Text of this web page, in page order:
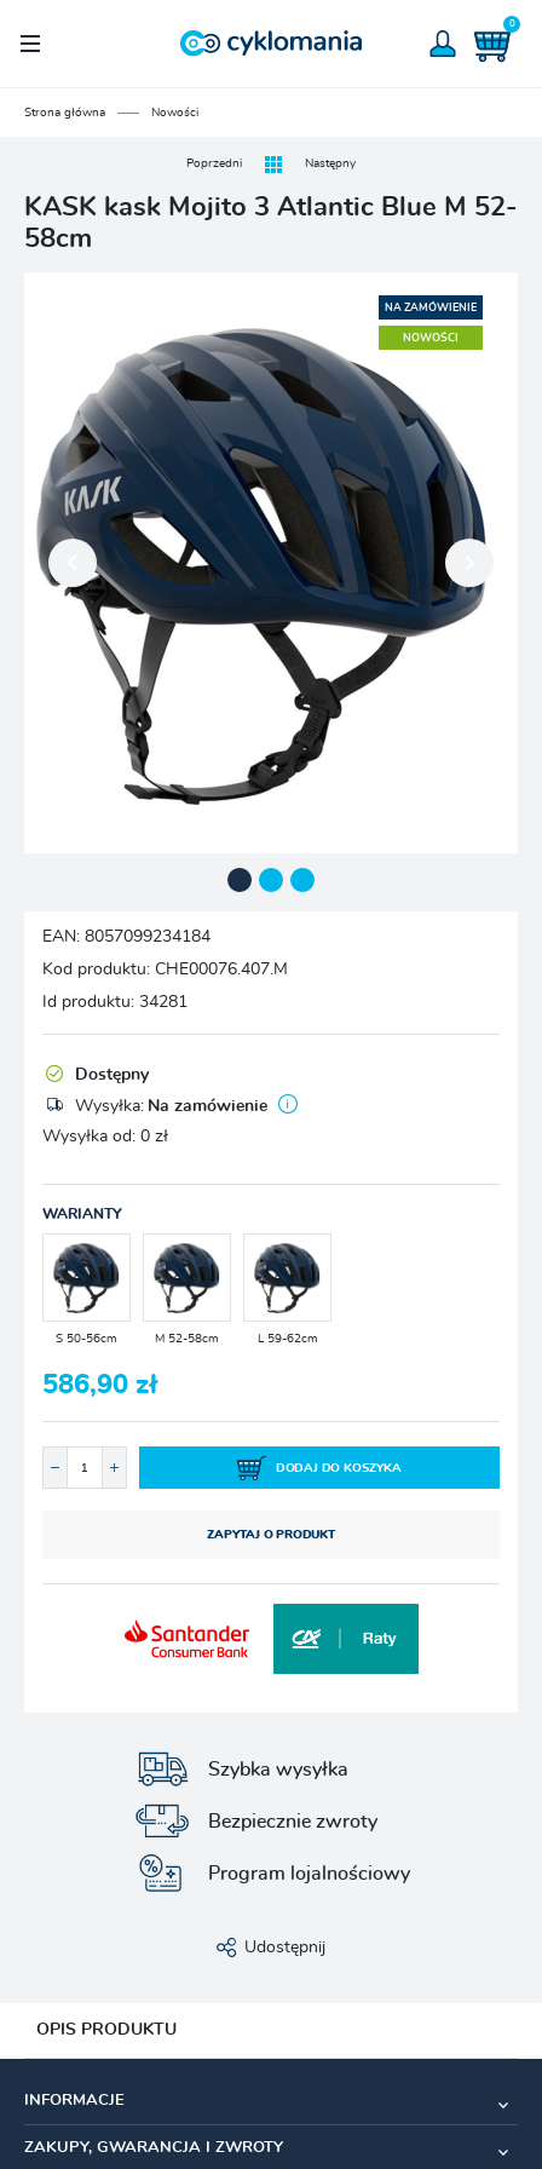
0
Strona główna Nowości
Poprzedni Następny
KASK kask Mojito 3 Atlantic Blue M 52-
58cm
NA ZAMÓWIENIE
NOWOŚCI
EAN: 8057099234184
Kod produktu: CHE00076.407.M
Id produktu: 34281
Dostępny
Wysyłka: Na zamówienie
Wysyłka od: 0 zł
WARIANTY
S 50-56cm M 52-58cm L 59-62cm
586,90 zł
DODAJ DO KOSZYKA
ZAPYTAJ O PRODUKT
Szybka wysyłka
Bezpiecznie zwroty
Program lojalnościowy
Udostępnij
OPIS PRODUKTU
Mojitoto kask, który wyróżnia się nie tylko swoim
idealne połączenie wydajności, komfortu i stylu. Przemyślany
INFORMACJE
ZAKUPY, GWARANCJA I ZWROTY